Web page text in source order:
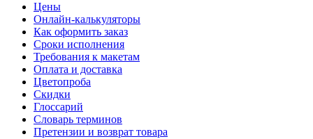
Цены
Онлайн-калькуляторы
Как оформить заказ
Сроки исполнения
Требования к макетам
Оплата и доставка
Цветопроба
Скидки
Глоссарий
Словарь терминов
Претензии и возврат товара